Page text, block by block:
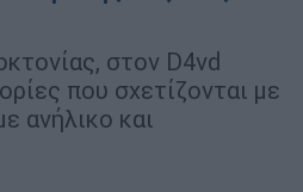
στον D4vd
που σχετίζονται με
ανήλικο και